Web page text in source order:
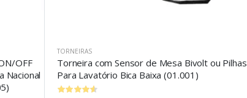
OFF
Nacional
TORNEIRAS
Torneira com Sensor de Mesa Bivolt ou Pilhas
Para Lavatório Bica Baixa (01.001)